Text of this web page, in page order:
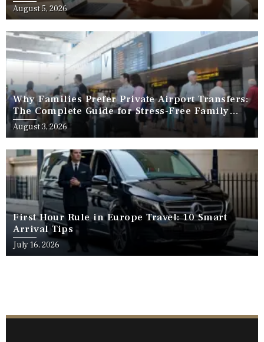
August 5, 2026
Why Families Prefer Private Airport Transfers:
The Complete Guide for Stress-Free Family
Travel
August 3, 2026
First Hour Rule in Europe Travel: 10 Smart
Arrival Tips
July 16, 2026